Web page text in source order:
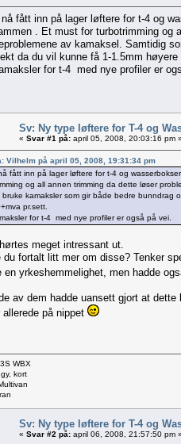
fått inn på lager løftere for t-4 og
. Et must for turbotrimming og
av kamaksel. Samtidig
da du vil kunne få 1-1.5mm
for t-4 med nye profiler er
Sv: Ny type løftere for T-4 og
« Svar #1 på: april 05, 2008, 20:03:16 pm
Vilhelm på april 05, 2008, 19:31:34 pm
fått inn på lager løftere for t-4 og
og all annen trimming da dette løser
bruke kamaksler som gir både bedre
pr.sett.
for t-4 med nye profiler er også på vei.
meget intressant ut.
du fortalt litt mer om disse? Tenker
en yrkeshemmelighet, men hadde
av dem hadde uansett gjort at dette
allerede på nippet
WBX
kort
Sv: Ny type løftere for T-4 og
« Svar #2 på: april 06, 2008, 21:57:50 pm